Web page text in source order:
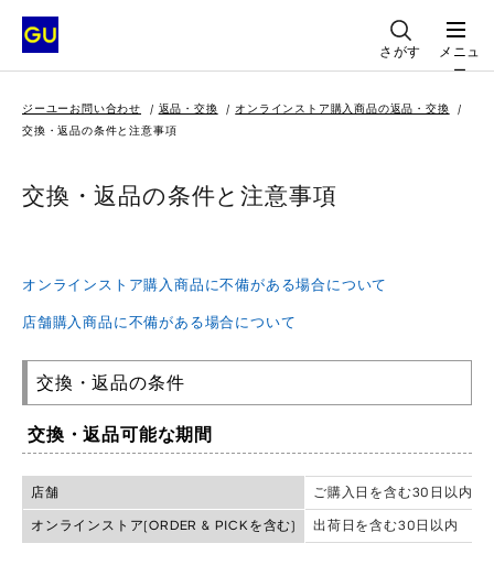
さがす
メニュ
ー
ジーユーお問い合わせ 返品・交換
オンラインストア購入商品の返品・交換
交換・返品の条件と注意事項
交換・返品の条件と注意事項
オンラインストア購入商品に不備がある場合について
店舗購入商品に不備がある場合について
交換・返品の条件
交換・返品可能な期間
店舗 ご購入日を含む30日以内
オンラインストア(ORDER & PICKを含む) 出荷日を含む30日以内